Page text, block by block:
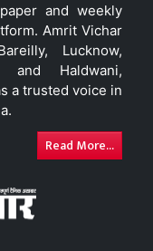
and weekly
Amrit Vichar
Lucknow,
and Haldwani,
a trusted voice in
Read More...